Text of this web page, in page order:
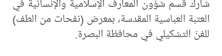
شارك قسم شؤون المعارف الإسلامية والإنسانية في
العتبة العباسية المقدسة، بمعرض (نفحات من الطف)
للفنّ التشكيلي في محافظة البصرة.